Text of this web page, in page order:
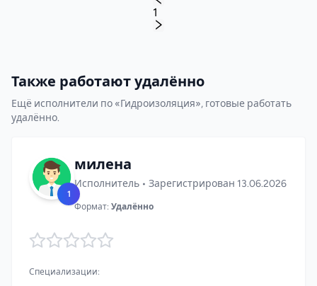
1
Также работают удалённо
Ещё исполнители по «Гидроизоляция», готовые работать
удалённо.
1
милена
Исполнитель • Зарегистрирован 13.06.2026
Формат: Удалённо
Специализации: